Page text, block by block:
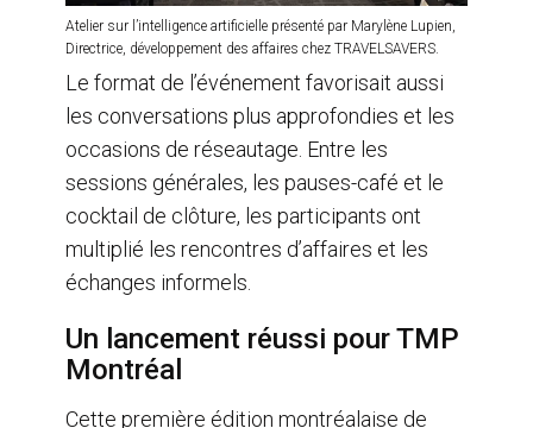
Atelier sur l’intelligence artificielle présenté par Marylène Lupien,
Directrice, développement des affaires chez TRAVELSAVERS.
Le format de l’événement favorisait aussi
les conversations plus approfondies et les
occasions de réseautage. Entre les
sessions générales, les pauses-café et le
cocktail de clôture, les participants ont
multiplié les rencontres d’affaires et les
échanges informels.
Un lancement réussi pour TMP
Montréal
Cette première édition montréalaise de